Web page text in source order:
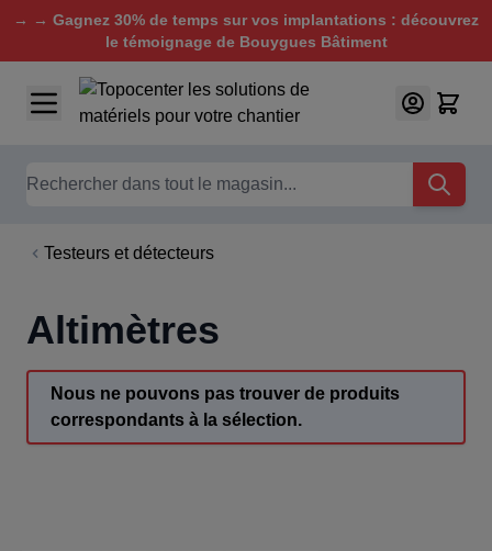
→ → Gagnez 30% de temps sur vos implantations : découvrez
le témoignage de Bouygues Bâtiment
Aller au contenu
Chercher
Testeurs et détecteurs
Altimètres
Nous ne pouvons pas trouver de produits
correspondants à la sélection.